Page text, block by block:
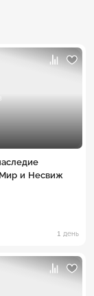
и Несвиж
1 день